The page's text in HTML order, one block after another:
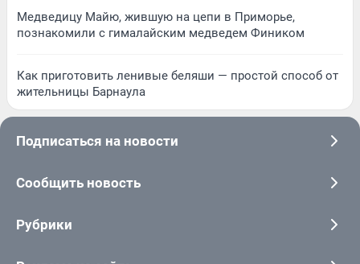
Медведицу Майю, жившую на цепи в Приморье,
познакомили с гималайским медведем Фиником
Как приготовить ленивые беляши — простой способ от
жительницы Барнаула
Подписаться на новости
Сообщить новость
Рубрики